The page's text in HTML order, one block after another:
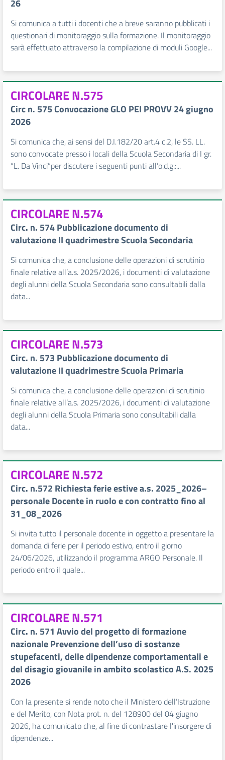
26
Si comunica a tutti i docenti che a breve saranno pubblicati i
questionari di monitoraggio sulla formazione. Il monitoraggio
sarà effettuato attraverso la compilazione di moduli Google...
CIRCOLARE N.575
Circ n. 575 Convocazione GLO PEI PROVV 24 giugno
2026
Si comunica che, ai sensi del D.I.182/20 art.4 c.2, le SS. LL.
sono convocate presso i locali della Scuola Secondaria di I gr.
“L. Da Vinci”per discutere i seguenti punti all’o.d.g.:...
CIRCOLARE N.574
Circ. n. 574 Pubblicazione documento di
valutazione II quadrimestre Scuola Secondaria
Si comunica che, a conclusione delle operazioni di scrutinio
finale relative all’a.s. 2025/2026, i documenti di valutazione
degli alunni della Scuola Secondaria sono consultabili dalla
data...
CIRCOLARE N.573
Circ. n. 573 Pubblicazione documento di
valutazione II quadrimestre Scuola Primaria
Si comunica che, a conclusione delle operazioni di scrutinio
finale relative all’a.s. 2025/2026, i documenti di valutazione
degli alunni della Scuola Primaria sono consultabili dalla
data...
CIRCOLARE N.572
Circ. n.572 Richiesta ferie estive a.s. 2025_2026–
personale Docente in ruolo e con contratto fino al
31_08_2026
Si invita tutto il personale docente in oggetto a presentare la
domanda di ferie per il periodo estivo, entro il giorno
24/06/2026, utilizzando il programma ARGO Personale. Il
periodo entro il quale...
CIRCOLARE N.571
Circ. n. 571 Avvio del progetto di formazione
nazionale Prevenzione dell’uso di sostanze
stupefacenti, delle dipendenze comportamentali e
del disagio giovanile in ambito scolastico A.S. 2025
2026
Con la presente si rende noto che il Ministero dell’Istruzione
e del Merito, con Nota prot. n. del 128900 del 04 giugno
2026, ha comunicato che, al fine di contrastare l'insorgere di
dipendenze...